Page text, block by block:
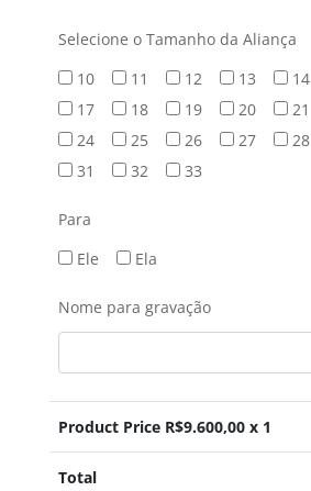
Selecione o Tamanho da Aliança
10
11 12 13 14
17
18 19 20 21
24
25 26 27 28
31
32 33
Para
Ele
Ela
Nome para gravação
Product Price R$9.600,00 x 1
Total